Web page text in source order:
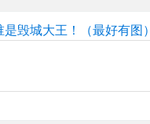
毁城大王！（最好有图）